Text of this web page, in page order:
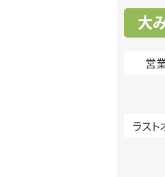
大
営
ラス